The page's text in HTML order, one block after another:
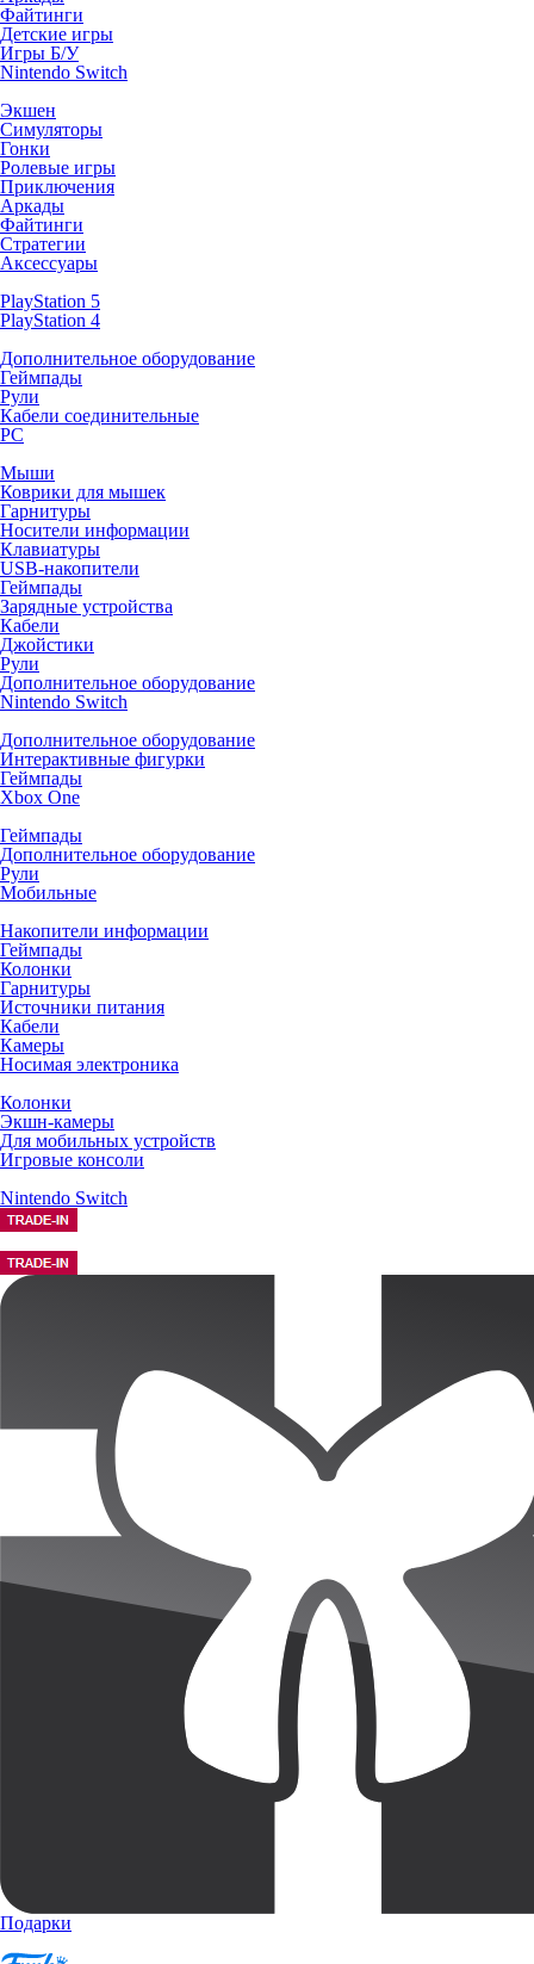
Файтинги
Детские игры
Игры Б/У
Nintendo Switch
Экшен
Симуляторы
Гонки
Ролевые игры
Приключения
Аркады
Файтинги
Стратегии
Аксессуары
PlayStation 5
PlayStation 4
Дополнительное оборудование
Геймпады
Рули
Кабели соединительные
PC
Мыши
Коврики для мышек
Гарнитуры
Носители информации
Клавиатуры
USB-накопители
Геймпады
Зарядные устройства
Кабели
Джойстики
Рули
Дополнительное оборудование
Nintendo Switch
Дополнительное оборудование
Интерактивные фигурки
Геймпады
Xbox One
Геймпады
Дополнительное оборудование
Рули
Мобильные
Накопители информации
Геймпады
Колонки
Гарнитуры
Источники питания
Кабели
Камеры
Носимая электроника
Колонки
Экшн-камеры
Для мобильных устройств
Игровые консоли
Nintendo Switch
Подарки